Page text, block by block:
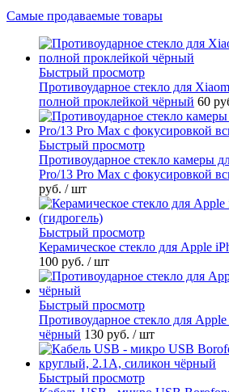
Самые продаваемые товары
Быстрый просмотр
Противоударное стекло для
полной проклейкой чёрный 60
Быстрый просмотр
Противоударное стекло камеры
Pro/13 Pro Max с фокусировкой
руб. / шт
Быстрый просмотр
Керамическое стекло для Apple
100 руб. / шт
Быстрый просмотр
Противоударное стекло для
чёрный 130 руб. / шт
Быстрый просмотр